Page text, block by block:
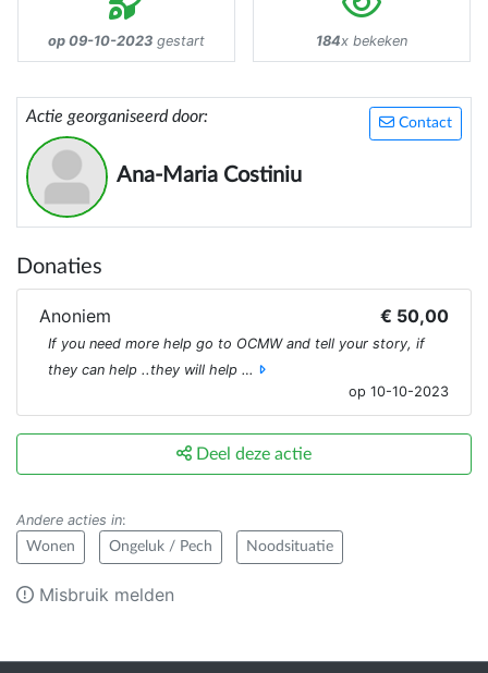
op 09-10-2023 gestart 184x bekeken
Contact
Actie georganiseerd door:
Ana-Maria Costiniu
Donaties
Anoniem € 50,00
If you need more help go to OCMW and tell your story, if
they can help ..they will help …
op 10-10-2023
Deel deze actie
Andere acties in:
Wonen Ongeluk / Pech Noodsituatie
Misbruik melden